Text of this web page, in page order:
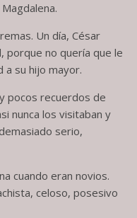
Un día, César
porque no quería que le
a su hijo mayor.
pocos recuerdos de
nunca los visitaban y
serio,
cuando eran novios.
celoso, posesivo